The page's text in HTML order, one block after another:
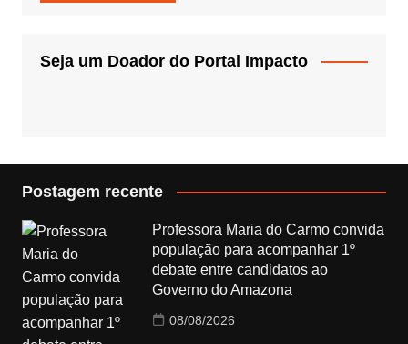
Seja um Doador do Portal Impacto
Postagem recente
Professora Maria do Carmo convida
população para acompanhar 1º
debate entre candidatos ao
Governo do Amazona
08/08/2026